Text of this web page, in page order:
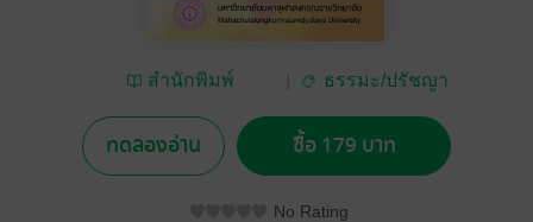
สำนักพิมพ์
ลงกรณราชวิทยาลัย
ธรรมะ/ปรัชญา
ทดลองอ่าน ซื้อ 179 บาท
No Rating